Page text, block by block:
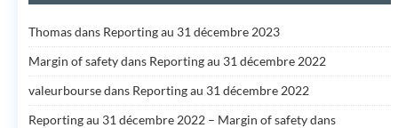
Thomasdans Reporting au 31 décembre 2023
Margin of safetydans Reporting au 31 décembre 2022
valeurboursedans Reporting au 31 décembre 2022
Reporting au 31 décembre 2022 – Margin of safetydans